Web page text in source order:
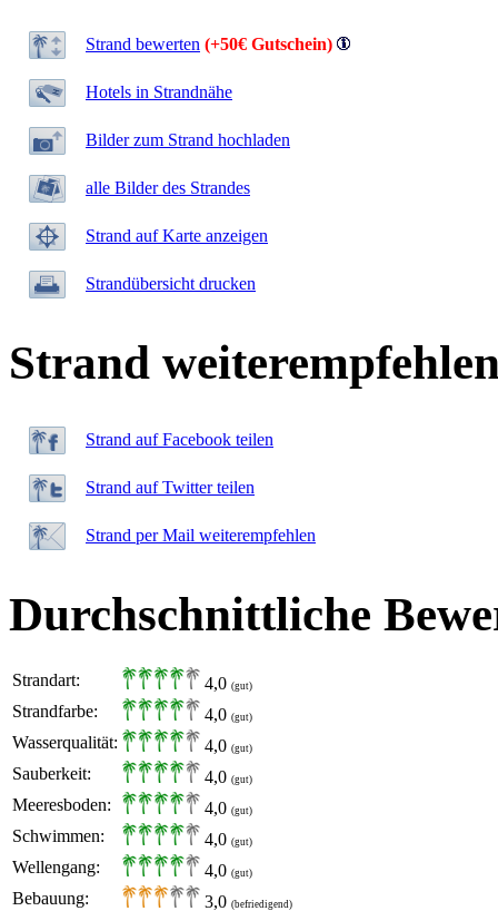
Strand bewerten (+50€ Gutschein)
Hotels in Strandnähe
Bilder zum Strand hochladen
alle Bilder des Strandes
Strand auf Karte anzeigen
Strandübersicht drucken
Strand
Strand auf Facebook teilen
Strand auf Twitter teilen
Strand per Mail weiterempfehlen
Durchschnittliche
Strandart: 4,0 (gut)
Strandfarbe: 4,0 (gut)
Wasserqualität: 4,0 (gut)
Sauberkeit: 4,0 (gut)
Meeresboden: 4,0 (gut)
Schwimmen: 4,0 (gut)
Wellengang: 4,0 (gut)
Bebauung: 3,0 (befriedigend)